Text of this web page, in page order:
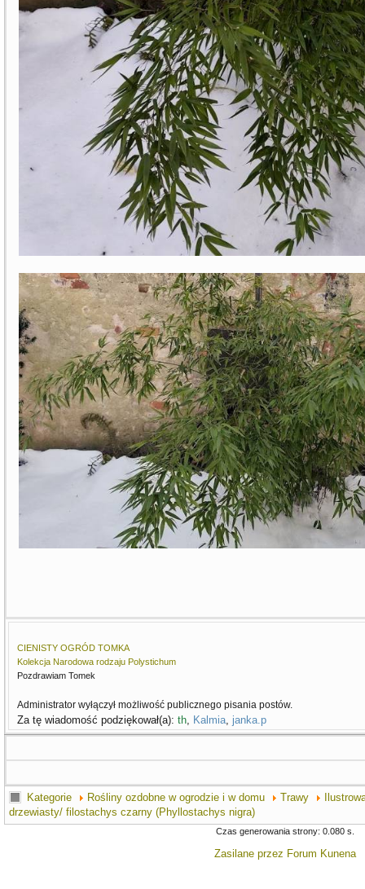
CIENISTY OGRÓD TOMKA
Kolekcja Narodowa rodzaju Polystichum
Pozdrawiam Tomek
Administrator wyłączył możliwość publicznego pisania postów.
Za tę wiadomość podziękował(a): th Kalmia janka.p
Kategorie Rośliny ozdobne w ogrodzie i w domu Trawy
drzewiasty/ filostachys czarny (Phyllostachys nigra)
Czas generowania strony: 0.080 s.
Zasilane przez Forum Kunena